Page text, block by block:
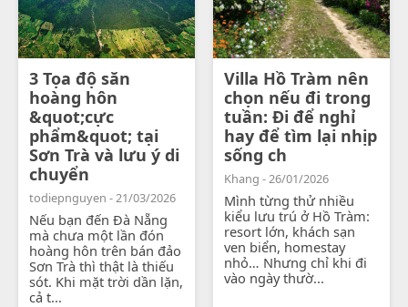
3 Tọa độ săn
hoàng hôn
&quot;cực
phẩm&quot; tại
Sơn Trà và lưu ý di
chuyển
todiepnguyen - 21/03/2026
Nếu bạn đến Đà Nẵng
mà chưa một lần đón
hoàng hôn trên bán đảo
Sơn Trà thì thật là thiếu
sót. Khi mặt trời dần lặn,
cả t...
Villa Hồ Tràm nên
chọn nếu đi trong
tuần: Đi để nghỉ
hay để tìm lại nhịp
sống ch
Khang - 26/01/2026
Mình từng thử nhiều
kiểu lưu trú ở Hồ Tràm:
resort lớn, khách sạn
ven biển, homestay
nhỏ… Nhưng chỉ khi đi
vào ngày thườ...